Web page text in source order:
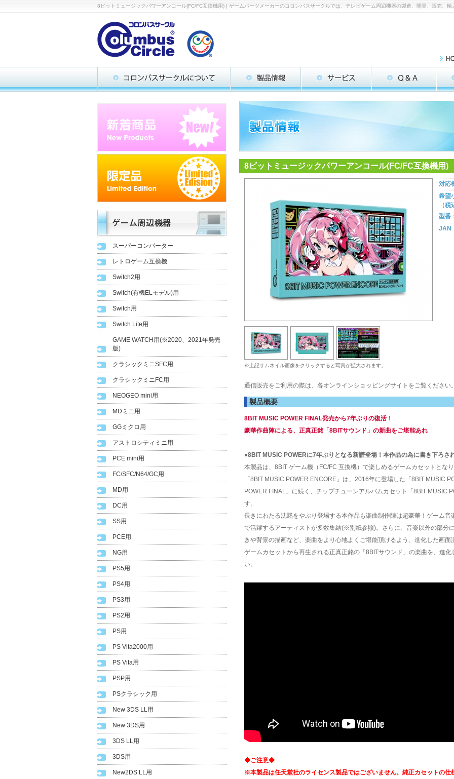
8ビットミュージックパワーアンコール(FC/FC互換機用) | ゲームパーツメーカーのコロンバスサークルでは、テレビゲーム周辺機器の製造、開発、販売、輸
スーパーコンバーター
レトロゲーム互換機
Switch2用
Switch(有機ELモデル)用
Switch用
Switch Lite用
GAME WATCH用(※2020、2021年発売
版)
クラシックミニSFC用
クラシックミニFC用
NEOGEO mini用
MDミニ用
GGミクロ用
アストロシティミニ用
PCE mini用
FC/SFC/N64/GC用
MD用
DC用
SS用
PCE用
NG用
PS5用
PS4用
PS3用
PS2用
PS用
PS Vita2000用
PS Vita用
PSP用
PSクラシック用
New 3DS LL用
New 3DS用
3DS LL用
3DS用
New2DS LL用
8ビットミュージックパワーアンコール(FC/FC互換機用)
※上記サムネイル画像をクリックすると写真が拡大されます。
対応
希望
（税
型番
JAN
通信販売をご利用の際は、各オンラインショッピングサイトをご覧ください。
製品概要
8BIT MUSIC POWER FINAL発売から7年ぶりの復活！
豪華作曲陣による、正真正銘「8BITサウンド」の新曲をご堪能あれ
●8BIT MUSIC POWERに7年ぶりとなる新譜登場！本作品の為に書き下ろさ
本製品は、8BIT ゲーム機（FC/FC 互換機）で楽しめるゲームカセットとなり
「8BIT MUSIC POWER ENCORE」は、2016年に登場した「8BIT MUSIC
POWER FINAL」に続く、チップチューンアルバムカセット「8BIT MUSIC
す。
長きにわたる沈黙をやぶり登場する本作品も楽曲制作陣は超豪華！ゲーム
で活躍するアーティストが多数集結(※別紙参照)。さらに、音楽以外の部分
きや背景の描画など、楽曲をより心地よくご堪能頂けるよう、進化した画面
ゲームカセットから再生される正真正銘の「8BITサウンド」の楽曲を、進
い。
◆ご注意◆
※本製品は任天堂社のライセンス製品ではございません。純正カセットの仕